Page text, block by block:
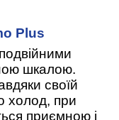
Plus
шкалою.
своїй
холод, при
приємною і